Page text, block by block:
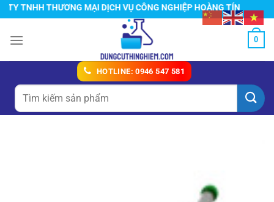
Chuyển
đến
nội
TNHH THƯƠNG MẠI DỊCH VỤ CÔNG NGHIỆP HOÀNG TÍN
0
HOTLINE: 0946 547 581
Tìm
kiếm: